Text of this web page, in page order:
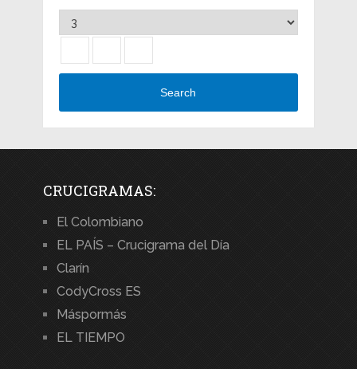
Search
CRUCIGRAMAS:
El Colombiano
EL PAÍS – Crucigrama del Día
Clarín
CodyCross ES
Máspormás
EL TIEMPO